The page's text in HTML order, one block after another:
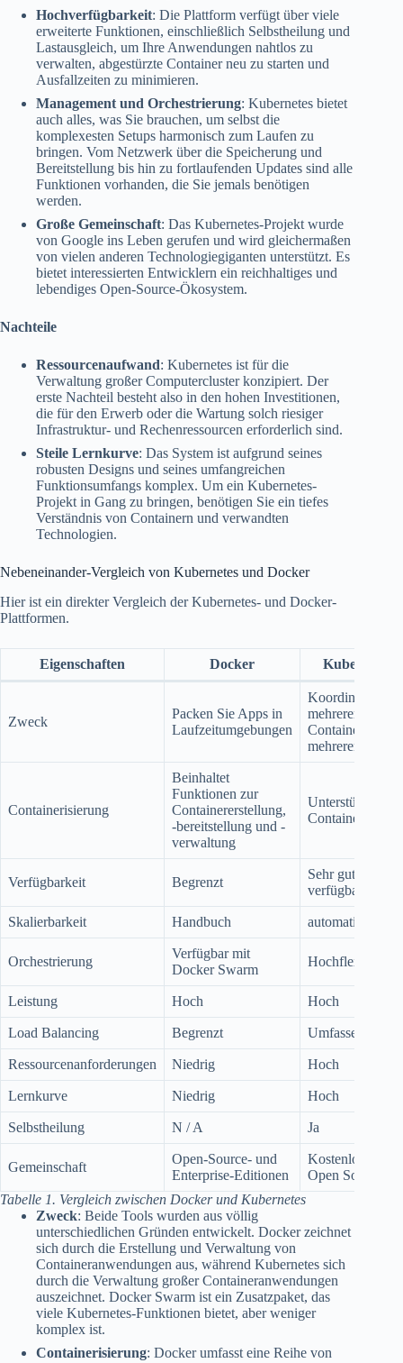
Hochverfügbarkeit: Die Plattform verfügt über viele
erweiterte Funktionen, einschließlich Selbstheilung und
Lastausgleich, um Ihre Anwendungen nahtlos zu
verwalten, abgestürzte Container neu zu starten und
Ausfallzeiten zu minimieren.
Management und Orchestrierung: Kubernetes bietet
auch alles, was Sie brauchen, um selbst die
komplexesten Setups harmonisch zum Laufen zu
bringen. Vom Netzwerk über die Speicherung und
Bereitstellung bis hin zu fortlaufenden Updates sind alle
Funktionen vorhanden, die Sie jemals benötigen
werden.
Große Gemeinschaft: Das Kubernetes-Projekt wurde
von Google ins Leben gerufen und wird gleichermaßen
von vielen anderen Technologiegiganten unterstützt. Es
bietet interessierten Entwicklern ein reichhaltiges und
lebendiges Open-Source-Ökosystem.
Nachteile
Ressourcenaufwand: Kubernetes ist für die
Verwaltung großer Computercluster konzipiert. Der
erste Nachteil besteht also in den hohen Investitionen,
die für den Erwerb oder die Wartung solch riesiger
Infrastruktur- und Rechenressourcen erforderlich sind.
Steile Lernkurve: Das System ist aufgrund seines
robusten Designs und seines umfangreichen
Funktionsumfangs komplex. Um ein Kubernetes-
Projekt in Gang zu bringen, benötigen Sie ein tiefes
Verständnis von Containern und verwandten
Technologien.
Nebeneinander-Vergleich von Kubernetes und Docker
Hier ist ein direkter Vergleich der Kubernetes- und Docker-
Plattformen.
Eigenschaften Docker Kubernetes
Zweck
Packen Sie Apps in
Laufzeitumgebungen
Koordinierung
mehrerer
Container auf
mehreren
Containerisierung
Beinhaltet
Funktionen zur
Containererstellung,
-bereitstellung und -
verwaltung
Unterstützt viele
Verfügbarkeit Begrenzt
Sehr gut
verfügbar
Skalierbarkeit Handbuch automatische
Orchestrierung
Verfügbar mit
Docker Swarm
Hochflexible
Leistung Hoch Hoch
Load Balancing Begrenzt Umfassendem
Ressourcenanforderungen Niedrig Hoch
Lernkurve Niedrig Hoch
Selbstheilung N / A Ja
Gemeinschaft
Open-Source- und
Enterprise-Editionen
Kostenlos und
Open Source
Tabelle 1. Vergleich zwischen Docker und Kubernetes
Zweck: Beide Tools wurden aus völlig
unterschiedlichen Gründen entwickelt. Docker zeichnet
sich durch die Erstellung und Verwaltung von
Containeranwendungen aus, während Kubernetes sich
durch die Verwaltung großer Containeranwendungen
auszeichnet. Docker Swarm ist ein Zusatzpaket, das
viele Kubernetes-Funktionen bietet, aber weniger
komplex ist.
Containerisierung: Docker umfasst eine Reihe von